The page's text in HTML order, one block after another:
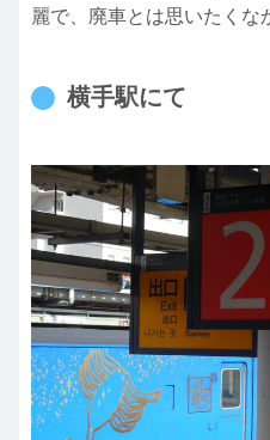
麗で、廃車とは思いたくな
横手駅にて